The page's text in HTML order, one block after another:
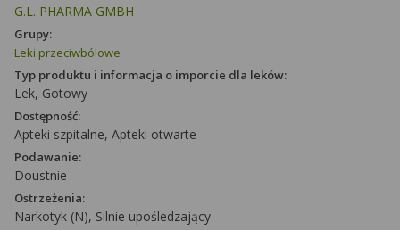
G.L. PHARMA GMBH
Grupy:
Leki przeciwbólowe
Typ produktu i informacja o imporcie dla leków:
Lek, Gotowy
Dostępność:
Apteki szpitalne, Apteki otwarte
Podawanie:
Doustnie
Ostrzeżenia:
Narkotyk (N), Silnie upośledzający